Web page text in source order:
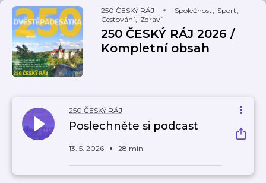
250 ČESKÝ RÁJ Společnost, Sport,
Cestování, Zdraví
250 ČESKÝ RÁJ 2026 /
Kompletní obsah
250 ČESKÝ RÁJ
Poslechněte si podcast
13. 5. 2026 28 min